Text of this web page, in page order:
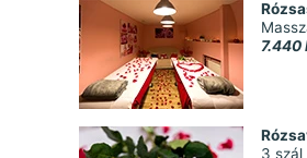
7.440
3 szál